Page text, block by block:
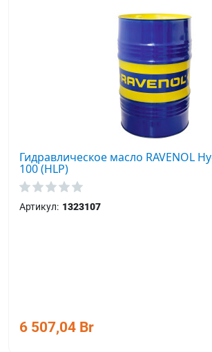
Гидравлическое масло RAVENOL
100 (HLP)
Артикул: 1323107
6 507,04 Br